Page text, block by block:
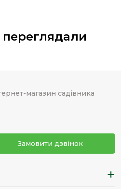
переглядали
магазин садівника
Замовити дзвінок
+